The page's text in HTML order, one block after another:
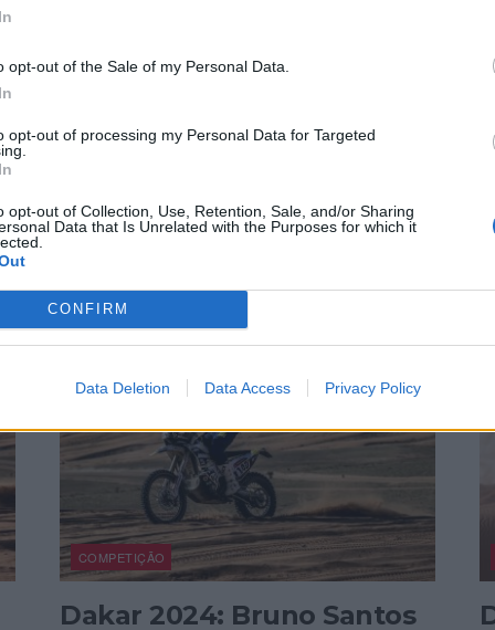
opt-out of the Sale of my Personal Data.
opt-out of processing my Personal Data for Targeted
opt-out of Collection, Use, Retention, Sale, and/or Sharing
Data that Is Unrelated with the Purposes for which it
CONFIRM
Data Deletion Data Access Privacy Policy
a
Joan Pedrero completa a
Harley-Davidson
maxitrail aos comandos de uma Harley Pan America
1250 Joan Pedrero, piloto de...
COMPETIÇÃO
Dakar 2024: Bruno Santos